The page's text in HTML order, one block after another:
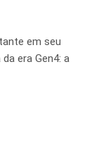
em seu
era Gen4: a